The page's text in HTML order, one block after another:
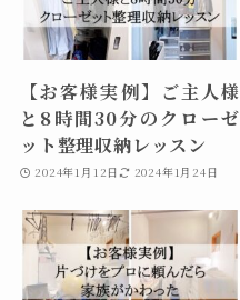
【お客様実例】ご主人様
と8時間30分のクローゼ
ット整理収納レッスン
2024年1月12日 2024年1月24日